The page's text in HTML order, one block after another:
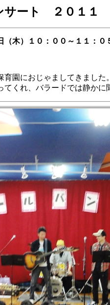
サート ２０１１
木）１０：００～１１：０
育園におじゃましてきまし
てくれ、バラードでは静かに